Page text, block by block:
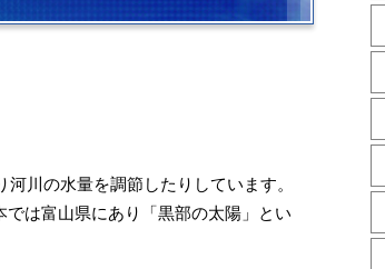
川の水量を調節したりしています。
は富山県にあり「黒部の太陽」とい